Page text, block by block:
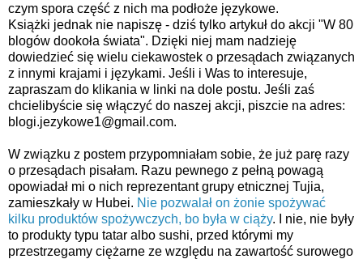
czym spora część z nich ma podłoże językowe.
Książki jednak nie napiszę - dziś tylko artykuł do akcji "W 80
blogów dookoła świata". Dzięki niej mam nadzieję
dowiedzieć się wielu ciekawostek o przesądach związanych
z innymi krajami i językami. Jeśli i Was to interesuje,
zapraszam do klikania w linki na dole postu. Jeśli zaś
chcielibyście się włączyć do naszej akcji, piszcie na adres:
blogi.jezykowe1@gmail.com.
W związku z postem przypomniałam sobie, że już parę razy
o przesądach pisałam. Razu pewnego z pełną powagą
opowiadał mi o nich reprezentant grupy etnicznej Tujia,
zamieszkały w Hubei. Nie pozwalał on żonie spożywać
kilku produktów spożywczych, bo była w ciąży. I nie, nie były
to produkty typu tatar albo sushi, przed którymi my
przestrzegamy ciężarne ze względu na zawartość surowego